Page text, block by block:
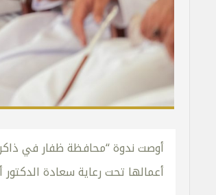
أوصت ندوة “محافظة ظفار في
أعمالها تحت رعاية سعادة